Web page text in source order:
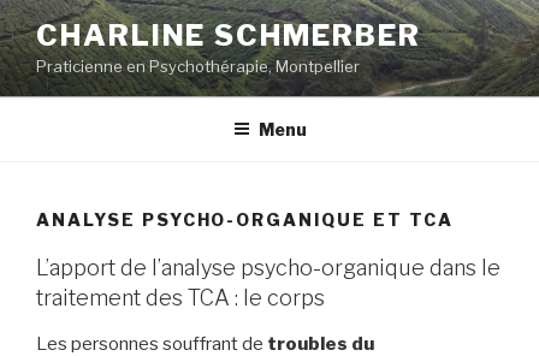
Skip
to
content
CHARLINE SCHMERBER
Praticienne en Psychothérapie, Montpellier
Menu
ANALYSE PSYCHO-ORGANIQUE ET TCA
L’apport de l’analyse psycho-organique dans le
traitement des TCA : le corps
Les personnes souffrant de troubles du